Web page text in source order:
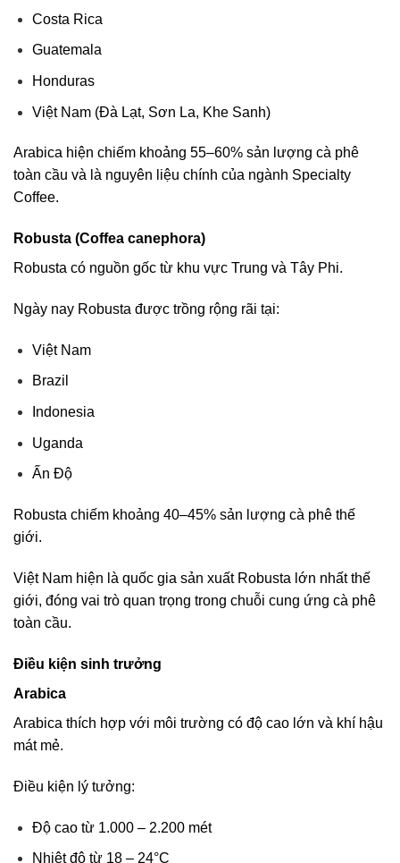
Costa Rica
Guatemala
Honduras
Việt Nam (Đà Lạt, Sơn La, Khe Sanh)
Arabica hiện chiếm khoảng 55–60% sản lượng cà phê
toàn cầu và là nguyên liệu chính của ngành Specialty
Coffee.
Robusta (Coffea canephora)
Robusta có nguồn gốc từ khu vực Trung và Tây Phi.
Ngày nay Robusta được trồng rộng rãi tại:
Việt Nam
Brazil
Indonesia
Uganda
Ấn Độ
Robusta chiếm khoảng 40–45% sản lượng cà phê thế
giới.
Việt Nam hiện là quốc gia sản xuất Robusta lớn nhất thế
giới, đóng vai trò quan trọng trong chuỗi cung ứng cà phê
toàn cầu.
Điều kiện sinh trưởng
Arabica
Arabica thích hợp với môi trường có độ cao lớn và khí hậu
mát mẻ.
Điều kiện lý tưởng:
Độ cao từ 1.000 – 2.200 mét
Nhiệt độ từ 18 – 24°C